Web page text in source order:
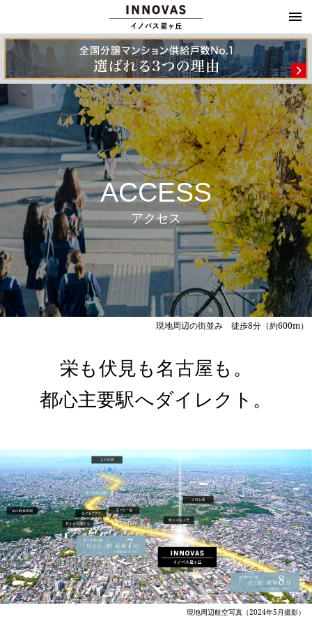
ACCESS
アクセス
現地周辺の街並み 徒歩8分（約600m）
栄も伏見も名古屋も。
都心主要駅へダイレクト。
現地周辺航空写真（2024年5月撮影）